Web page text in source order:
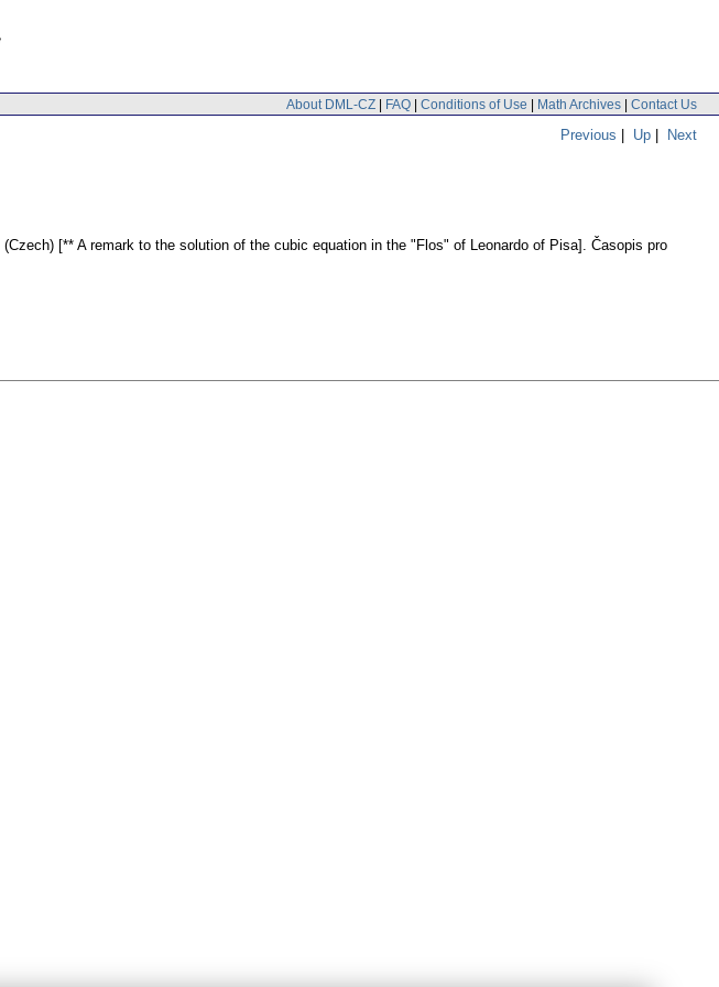
About DML-CZ | FAQ | Conditions of Use | Math Archives | Contact Us
Previous | Up | Next
(Czech) [** A remark to the solution of the cubic equation in the "Flos" of Leonardo of Pisa]. Časopis pro